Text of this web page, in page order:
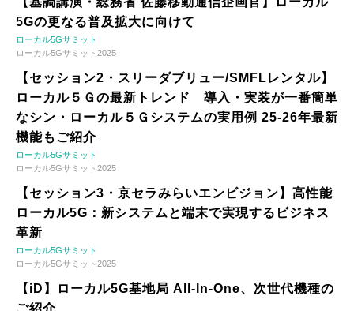
5Gの更なる普及拡大に向けて
ローカル5Gサミット
ローカル5Gサミット2025
【セッション2・スリーダブリュー/SMFLレンタル】
ローカル５Ｇの最新トレンド 導入・実装が一番簡単
なシン・ローカル５Ｇシステムの実用例 25-26年最新
機能もご紹介
ローカル5Gサミット
ローカル5Gサミット2025
【セッション3・京セラみらいエンビジョン】高性能
ローカル5G：新システムと端末で実現するビジネス
革新
ローカル5Gサミット
ローカル5Gサミット2025
【iD】ローカル5G基地局 All-In-One、次世代機種の
ご紹介